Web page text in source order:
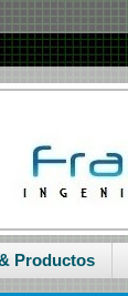
Productos